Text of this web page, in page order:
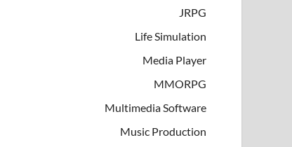
JRPG
Life Simulation
Media Player
MMORPG
Multimedia Software
Music Production